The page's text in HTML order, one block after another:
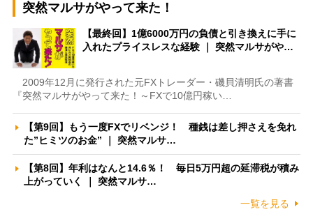
突然マルサがやって来た！
【最終回】1億6000万円の負債と引き換えに手に
入れたプライスレスな経験 ｜ 突然マルサがや…
2009年12月に発行された元FXトレーダー・磯貝清明氏の著書
『突然マルサがやって来た！～FXで10億円稼い…
【第9回】もう一度FXでリベンジ！ 種銭は差し押さえを免れ
た”ヒミツのお金” ｜ 突然マルサ…
【第8回】年利はなんと14.6％！ 毎日5万円超の延滞税が積み
上がっていく ｜ 突然マルサ…
一覧を見る